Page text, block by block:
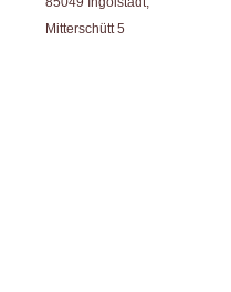
Mitterschütt 5